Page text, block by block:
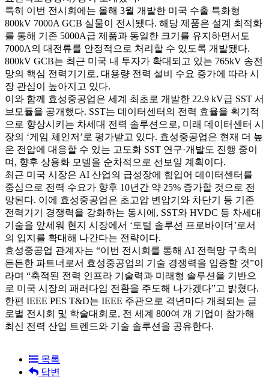
특히 이번 전시회에는 올해 3월 개발한 미국 수출 특화형
800kV 7000A GCB 실물이 전시됐다. 해당 제품은 설계 최적화
를 통해 기존 5000A급 제품과 동일한 크기를 유지하면서도
7000A의 대전류를 안정적으로 처리할 수 있도록 개발됐다.
800kV GCB는 최근 미국 내 투자가 확대되고 있는 765kV 송전
망의 핵심 전력기기로, 대용량 전력 설비 수요 증가에 따라 시
장 관심이 높아지고 있다.
이와 함께 효성중공업은 세계 최초로 개발한 22.9 kV급 SST 서
브모듈을 공개했다. SST는 데이터센터의 전력 효율을 획기적
으로 향상시키는 차세대 전력 솔루션으로, 미래 데이터센터 시
장의 ‘게임 체인저’로 평가받고 있다. 효성중공업은 현재 더 높
은 전압에 대응할 수 있는 고도화 SST 연구·개발도 진행 중이
며, 향후 상용화 모델을 순차적으로 선보일 계획이다.
최근 미국 시장은 AI 산업의 급성장에 힘입어 데이터센터를
중심으로 전력 수요가 향후 10년간 약 25% 증가할 것으로 전
망된다. 이에 효성중공업은 초고압 변압기와 차단기 등 기존
전력기기 경쟁력을 강화하는 동시에, SST와 HVDC 등 차세대
기술을 앞세워 현지 시장에서 ‘토털 솔루션 프로바이더’로서
의 입지를 확대해 나간다는 전략이다.
효성중공업 관계자는 “이번 전시회를 통해 AI 전력망 구축의
든든한 파트너로서 효성중공업의 기술 경쟁력을 입증할 것”이
라며 “축적된 전력 인프라 기술력과 미래형 솔루션을 기반으
로 미국 시장의 패러다임 전환을 주도해 나가겠다”고 밝혔다.
한편 IEEE PES T&D는 IEEE 주관으로 격년마다 개최되는 글
로벌 전시회 및 학술대회로, 전 세계 800여 개 기업이 참가해
최신 전력 산업 트렌드와 기술 솔루션을 공유한다.
목록
답변